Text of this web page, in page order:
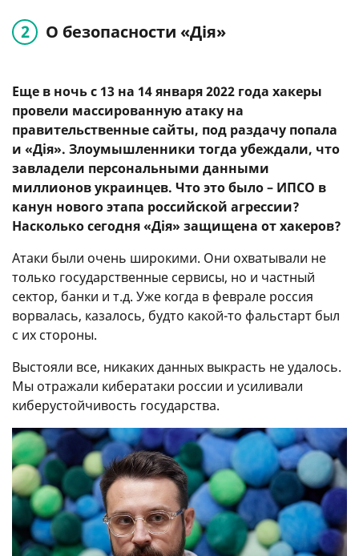
О безопасности «Дія»
Еще в ночь с 13 на 14 января 2022 года хакеры
провели массированную атаку на
правительственные сайты, под раздачу попала
и «Дія». Злоумышленники тогда убеждали, что
завладели персональными данными
миллионов украинцев. Что это было – ИПСО в
канун нового этапа российской агрессии?
Насколько сегодня «Дія» защищена от хакеров?
Атаки были очень широкими. Они охватывали не
только государственные сервисы, но и частный
сектор, банки и т.д. Уже когда в феврале россия
ворвалась, казалось, будто какой-то фальстарт был
с их стороны.
Выстояли все, никаких данных выкрасть не удалось.
Мы отражали кибератаки россии и усиливали
киберустойчивость государства.